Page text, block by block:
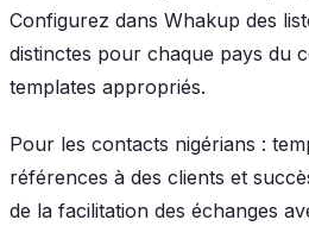
Configurez dans Whakup des
distinctes pour chaque pays du
templates appropriés.
Pour les contacts nigérians :
références à des clients et
de la facilitation des échanges